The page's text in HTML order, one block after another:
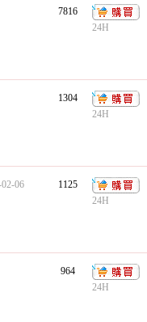
7816
24H
1304
24H
06
1125
24H
964
24H